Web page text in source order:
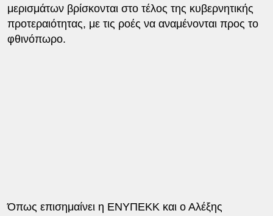
μερισμάτων βρίσκονται στο τέλος της κυβερνητικής
προτεραιότητας, με τις ροές να αναμένονται προς το
φθινόπωρο.
Όπως επισημαίνει η ΕΝΥΠΕΚΚ και ο Αλέξης